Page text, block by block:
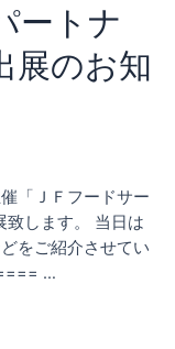
ートナ
のお知
「ＪＦフードサー
します。 当日は
をご紹介させてい
…